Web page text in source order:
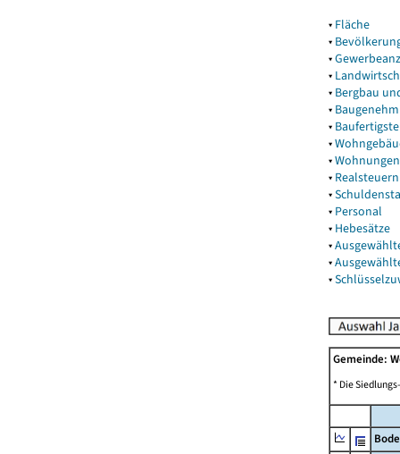
▾ Fläche
▾
▾
▾
▾ Bergbau
▾
▾
▾
▾Wohnungen
▾ Realsteuern
▾
▾ Personal
▾ Hebesätze
▾
▾
▾
Gemeinde:
* Die